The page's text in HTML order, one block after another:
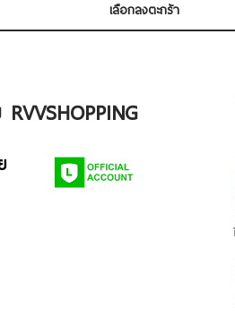
เลือกลงตะกร้า